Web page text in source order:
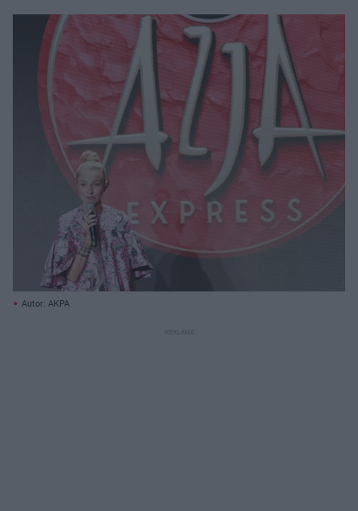
Autor: AKPA